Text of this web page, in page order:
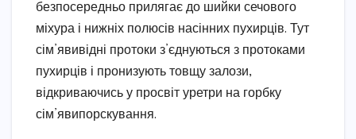
безпосередньо прилягає до шийки сечового
міхура і нижніх полюсів насінних пухирців. Тут
сім’явивідні протоки з’єднуються з протоками
пухирців і пронизують товщу залози,
відкриваючись у просвіт уретри на горбку
сім’явипорскування.